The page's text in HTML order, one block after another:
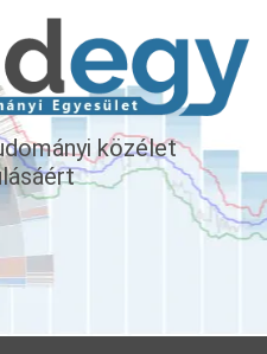
közélet